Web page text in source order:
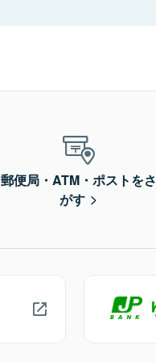
郵便局・ATM・ポストをさ
がす